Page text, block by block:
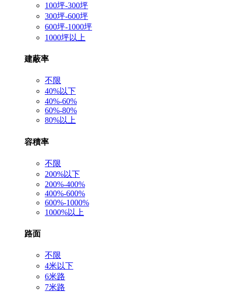
100坪-300坪
300坪-600坪
600坪-1000坪
1000坪以上
建蔽率
不限
40%以下
40%-60%
60%-80%
80%以上
容積率
不限
200%以下
200%-400%
400%-600%
600%-1000%
1000%以上
路面
不限
4米以下
6米路
7米路